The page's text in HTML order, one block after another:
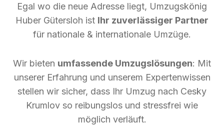
Egal wo die neue Adresse liegt, Umzugskönig
Huber Gütersloh ist Ihr zuverlässiger Partner
für nationale & internationale Umzüge.
Wir bieten umfassende Umzugslösungen: Mit
unserer Erfahrung und unserem Expertenwissen
stellen wir sicher, dass Ihr Umzug nach Cesky
Krumlov so reibungslos und stressfrei wie
möglich verläuft.